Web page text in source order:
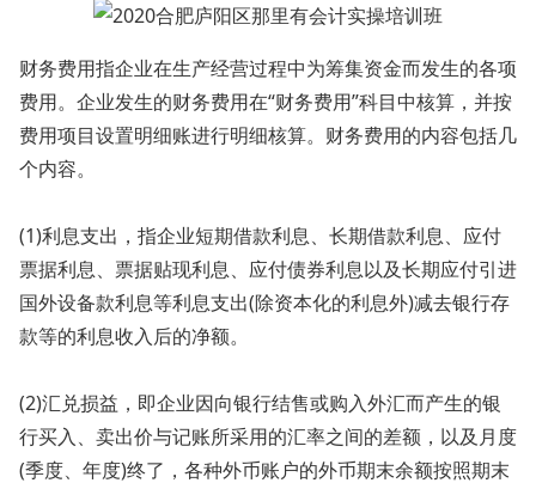
财务费用指企业在生产经营过程中为筹集资金而发生的各项
费用。企业发生的财务费用在“财务费用”科目中核算，并按
费用项目设置明细账进行明细核算。财务费用的内容包括几
个内容。
(1)利息支出，指企业短期借款利息、长期借款利息、应付
票据利息、票据贴现利息、应付债券利息以及长期应付引进
国外设备款利息等利息支出(除资本化的利息外)减去银行存
款等的利息收入后的净额。
(2)汇兑损益，即企业因向银行结售或购入外汇而产生的银
行买入、卖出价与记账所采用的汇率之间的差额，以及月度
(季度、年度)终了，各种外币账户的外币期末余额按照期末